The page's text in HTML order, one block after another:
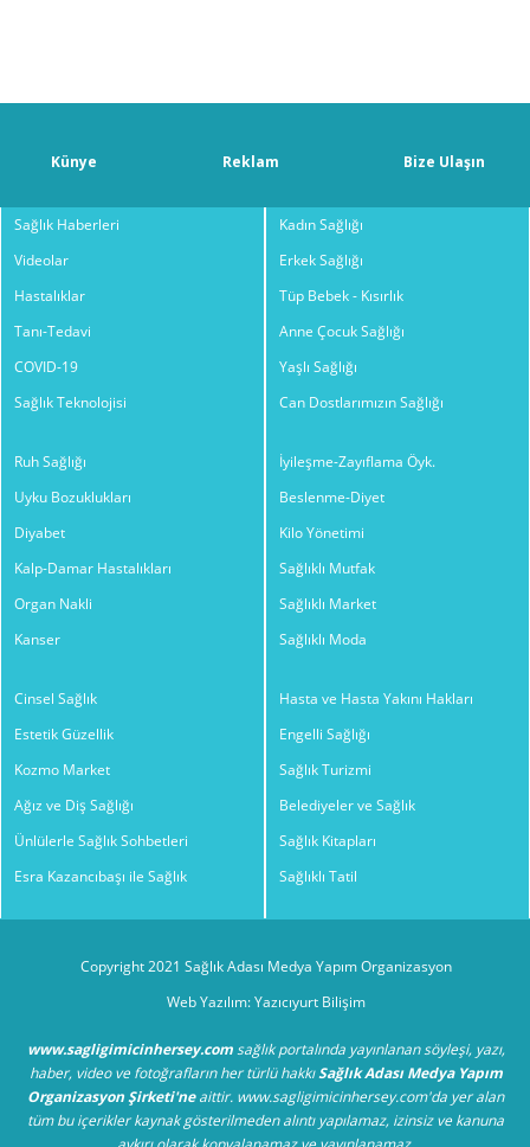
Künye Reklam Bize Ulaşın
Sağlık Haberleri
Videolar
Hastalıklar
Tanı-Tedavi
COVID-19
Sağlık Teknolojisi
Kadın Sağlığı
Erkek Sağlığı
Tüp Bebek - Kısırlık
Anne Çocuk Sağlığı
Yaşlı Sağlığı
Can Dostlarımızın Sağlığı
Ruh Sağlığı
Uyku Bozuklukları
Diyabet
Kalp-Damar Hastalıkları
Organ Nakli
Kanser
İyileşme-Zayıflama Öyk.
Beslenme-Diyet
Kilo Yönetimi
Sağlıklı Mutfak
Sağlıklı Market
Sağlıklı Moda
Cinsel Sağlık
Estetik Güzellik
Kozmo Market
Ağız ve Diş Sağlığı
Ünlülerle Sağlık Sohbetleri
Esra Kazancıbaşı ile Sağlık
Hasta ve Hasta Yakını Hakları
Engelli Sağlığı
Sağlık Turizmi
Belediyeler ve Sağlık
Sağlık Kitapları
Sağlıklı Tatil
Copyright 2021 Sağlık Adası Medya Yapım Organizasyon
Web Yazılım: Yazıcıyurt Bilişim
www.sagligimicinhersey.comsağlık portalında yayınlanan söyleşi, yazı,
haber, video ve fotoğrafların her türlü hakkıSağlık Adası Medya Yapım
Organizasyon Şirketi'neaittir. www.sagligimicinhersey.com'da yer alan
tüm bu içerikler kaynak gösterilmeden alıntı yapılamaz, izinsiz ve kanuna